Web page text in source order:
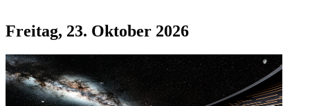
Freitag, 23. Oktober 2026